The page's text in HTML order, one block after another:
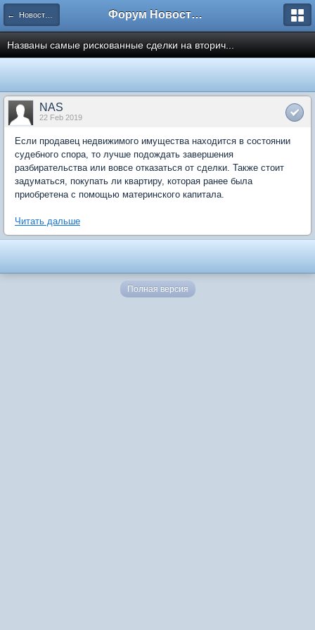
← Новости рынка недвижимости Форум Новостройки
Названы самые рискованные сделки на вторич...
NAS
22 Feb 2019
Если продавец недвижимого имущества находится в состоянии
судебного спора, то лучше подождать завершения
разбирательства или вовсе отказаться от сделки. Также стоит
задуматься, покупать ли квартиру, которая ранее была
приобретена с помощью материнского капитала.
Читать дальше
Полная версия